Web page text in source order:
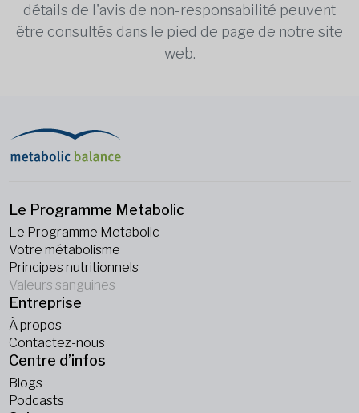
détails de l'avis de non-responsabilité peuvent
être consultés dans le pied de page de notre site
web.
Le Programme Metabolic
Le Programme Metabolic
Votre métabolisme
Principes nutritionnels
Valeurs sanguines
Entreprise
À propos
Contactez-nous
Centre d’infos
Blogs
Podcasts